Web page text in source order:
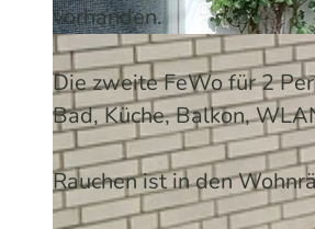
© Helmut Helwig
vorhanden.
Die zweite FeWo für 2
Bad, Küche, Balkon,
Rauchen ist in den